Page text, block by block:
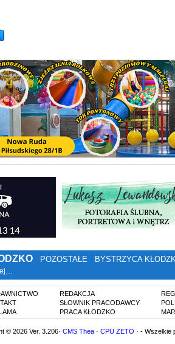
POZOSTAŁE BYSTRZYCA
REDAKCJA
SŁOWNIK PRACODAWCY
PRACA KŁODZKO
© 2026 Ver. 3.206· CMS Thea · CPU ZETO · - Wszelkie